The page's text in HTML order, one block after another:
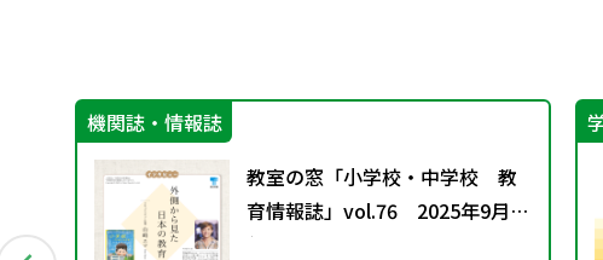
機関誌・情報誌
教室の窓「小学校・中学校 教
育情報誌」vol.76 2025年9月発
行